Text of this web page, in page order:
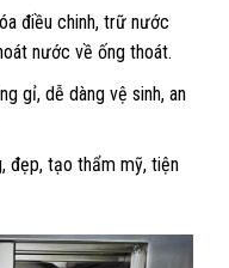
điều chinh, trữ nước
nước về ống thoát.
gỉ, dễ dàng vệ sinh, an
đẹp, tạo thẩm mỹ, tiện